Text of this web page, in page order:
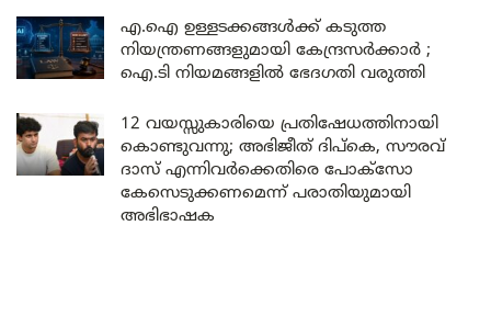
എ.ഐ ഉള്ളടക്കങ്ങൾക്ക് കടുത്ത
നിയന്ത്രണങ്ങളുമായി കേന്ദ്രസർക്കാർ ;
ഐ.ടി നിയമങ്ങളിൽ ഭേദഗതി വരുത്തി
12 വയസ്സുകാരിയെ പ്രതിഷേധത്തിനായി
കൊണ്ടുവന്നു; അഭിജീത് ദിപ്കെ, സൗരവ്
ദാസ് എന്നിവർക്കെതിരെ പോക്സോ
കേസെടുക്കണമെന്ന് പരാതിയുമായി
അഭിഭാഷക